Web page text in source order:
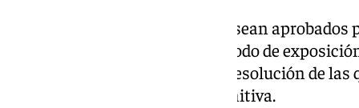
Una vez que estos expedientes sean
mes, serán sometidos a un periodo de
presentar alegaciones. Tras la resolución de
procedería a la aprobación definitiva.